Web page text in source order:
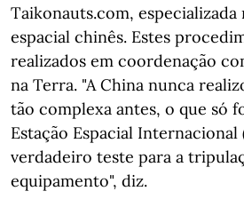
Taikonauts.com,
espacial chinês. Estes
realizados em coordenação
na Terra. "A China nunca
tão complexa antes, o que só
Estação Espacial Internacional
verdadeiro teste para a
equipamento", diz.